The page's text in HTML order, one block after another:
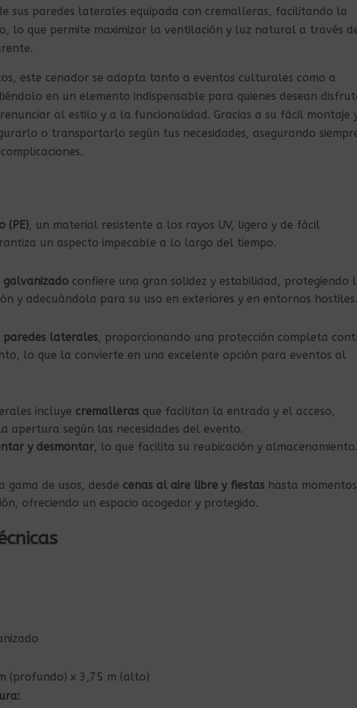
sus paredes laterales equipada con cremalleras, facilitando la
lo que permite maximizar la ventilación y luz natural a través
este cenador se adapta tanto a eventos culturales como a
en un elemento indispensable para quienes desean
al estilo y a la funcionalidad. Gracias a su fácil montaje
o transportarlo según tus necesidades, asegurando
(PE), un material resistente a los rayos UV, ligero y de fácil
un aspecto impecable a lo largo del tiempo.
confiere una gran solidez y estabilidad, protegiendo
y adecuándola para su uso en exteriores y en entornos hostiles.
paredes laterales, proporcionando una protección completa
lo que la convierte en una excelente opción para eventos al
incluye cremallerasque facilitan la entrada y el acceso,
apertura según las necesidades del evento.
y desmontar, lo que facilita su reubicación y almacenamiento.
gama de usos, desde cenas al aire libre y fiestashasta momentos
ofreciendo un espacio acogedor y protegido.
(profundo) x 3,75 m (alto)